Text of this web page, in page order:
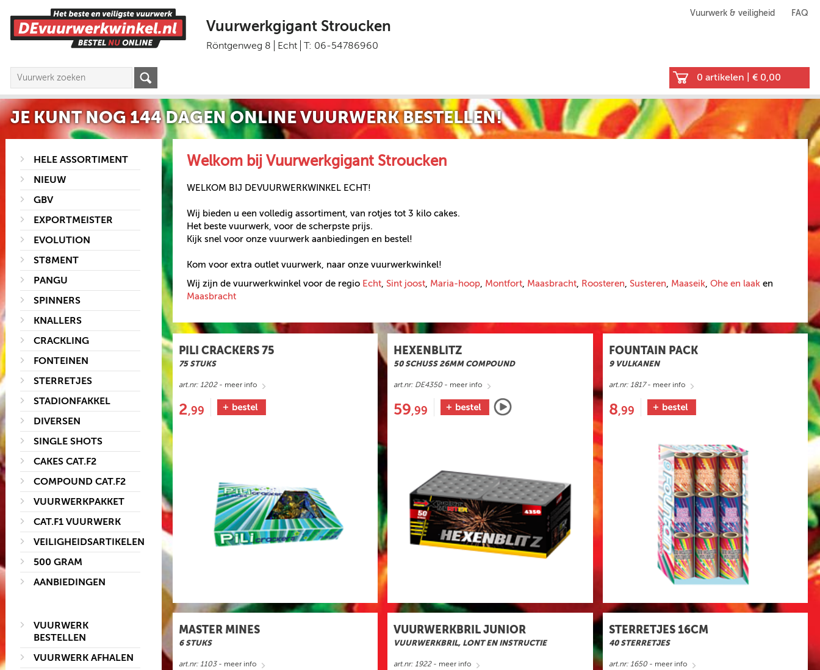
Vuurwerk & veiligheid FAQ
Vuurwerkgigant Stroucken
Röntgenweg 8 Echt T: 06-54786960
0 artikelen € 0,00
JE KUNT NOG144 DAGENONLINE VUURWERK BESTELLEN!
HELE ASSORTIMENT
NIEUW
GBV
EXPORTMEISTER
EVOLUTION
ST8MENT
PANGU
SPINNERS
KNALLERS
CRACKLING
FONTEINEN
STERRETJES
STADIONFAKKEL
DIVERSEN
SINGLE SHOTS
CAKES CAT.F2
COMPOUND CAT.F2
VUURWERKPAKKET
CAT.F1 VUURWERK
VEILIGHEIDSARTIKELEN
500 GRAM
AANBIEDINGEN
VUURWERK
BESTELLEN
VUURWERK AFHALEN
Welkom bij Vuurwerkgigant Stroucken
WELKOM BIJ DEVUURWERKWINKEL ECHT!
Wij bieden u een volledig assortiment, van rotjes tot 3 kilo cakes.
Het beste vuurwerk, voor de scherpste prijs.
Kijk snel voor onze vuurwerk aanbiedingen en bestel!
Kom voor extra outlet vuurwerk, naar onze vuurwerkwinkel!
Wij zijn de vuurwerkwinkel voor de regio Echt Sint joost Maria-hoop Montfort Maasbracht Roosteren Susteren Maaseik Ohe en laak en
Maasbracht
PILI CRACKERS 75
75 STUKS
art.nr: 1202- meer info
2,99
HEXENBLITZ
50 SCHUSS 26MM COMPOUND
art.nr: DE4350 - meer info
59,99
FOUNTAIN PACK
9 VULKANEN
art.nr: 1817- meer info
8,99
MASTER MINES
6 STUKS
art.nr: 1103- meer info
VUURWERKBRIL JUNIOR
VUURWERKBRIL, LONT EN INSTRUCTIE
art.nr: 1922- meer info
STERRETJES 16CM
40 STERRETJES
art.nr: 1650- meer info